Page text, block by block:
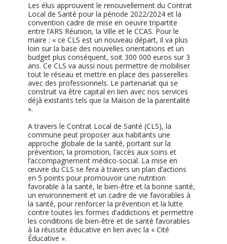
Les élus approuvent le renouvellement du Contrat
Local de Santé pour la période 2022/2024 et la
convention cadre de mise en oeuvre tripartite
entre l’ARS Réunion, la Ville et le CCAS. Pour le
maire : « ce CLS est un nouveau départ, il va plus
loin sur la base des nouvelles orientations et un
budget plus conséquent, soit 300 000 euros sur 3
ans. Ce CLS va aussi nous permettre de mobiliser
tout le réseau et mettre en place des passerelles
avec des professionnels. Le partenariat qui se
construit va être capital en lien avec nos services
déjà existants tels que la Maison de la parentalité
».
A travers le Contrat Local de Santé (CLS), la
commune peut proposer aux habitants une
approche globale de la santé, portant sur la
prévention, la promotion, l’accès aux soins et
l’accompagnement médico-social. La mise en
œuvre du CLS se fera à travers un plan d’actions
en 5 points pour promouvoir une nutrition
favorable à la santé, le bien-être et la bonne santé,
un environnement et un cadre de vie favorables à
la santé, pour renforcer la prévention et la lutte
contre toutes les formes d’addictions et permettre
les conditions de bien-être et de santé favorables
à la réussite éducative en lien avec la « Cité
Éducative ».